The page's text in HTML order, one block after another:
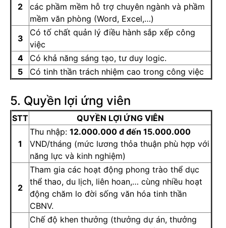
2
các phầm mềm hỗ trợ chuyên ngành và phầm
mềm văn phòng (Word, Excel,…)
3
Có tố chất quản lý điều hành sắp xếp công
việc
4
Có khả năng sáng tạo, tư duy logic.
5
Có tinh thần trách nhiệm cao trong công việc
5. Quyền lợi ứng viên
STT QUYỀN LỢI ỨNG VIÊN
1
Thu nhập: 12.000.000 đ đến 15.000.000
VND/tháng (mức lương thỏa thuận phù hợp với
năng lực và kinh nghiệm)
2
Tham gia các hoạt động phong trào thể dục
thể thao, du lịch, liên hoan,… cùng nhiều hoạt
động chăm lo đời sống văn hóa tinh thần
CBNV.
Chế độ khen thưởng (thưởng dự án, thưởng